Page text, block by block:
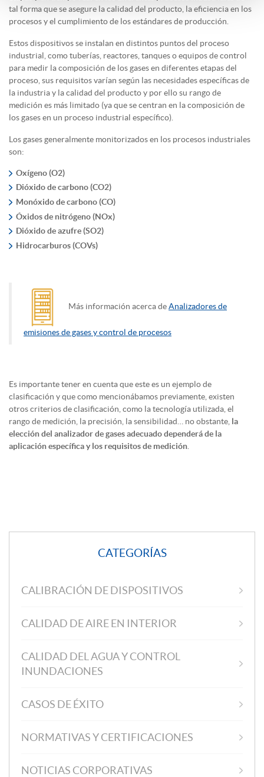
tal forma que se asegure la calidad del producto, la eficiencia en los
procesos y el cumplimiento de los estándares de producción.
Estos dispositivos se instalan en distintos puntos del proceso
industrial, como tuberías, reactores, tanques o equipos de control
para medir la composición de los gases en diferentes etapas del
proceso, sus requisitos varían según las necesidades específicas de
la industria y la calidad del producto y por ello su rango de
medición es más limitado (ya que se centran en la composición de
los gases en un proceso industrial específico).
Los gases generalmente monitorizados en los procesos industriales
son:
Oxígeno (O2)
Dióxido de carbono (CO2)
Monóxido de carbono (CO)
Óxidos de nitrógeno (NOx)
Dióxido de azufre (SO2)
Hidrocarburos (COVs)
Más información acerca deAnalizadores de
emisiones de gases y control de procesos
Es importante tener en cuenta que este es un ejemplo de
clasificación y que como mencionábamos previamente, existen
otros criterios de clasificación, como la tecnología utilizada, el
rango de medición, la precisión, la sensibilidad… no obstante, la
elección del analizador de gases adecuadodependerá de la
aplicación específica y los requisitos de medición
CATEGORÍAS
CALIBRACIÓN DE DISPOSITIVOS
CALIDAD DE AIRE EN INTERIOR
CALIDAD DEL AGUA Y CONTROL
INUNDACIONES
CASOS DE ÉXITO
NORMATIVAS Y CERTIFICACIONES
NOTICIAS CORPORATIVAS